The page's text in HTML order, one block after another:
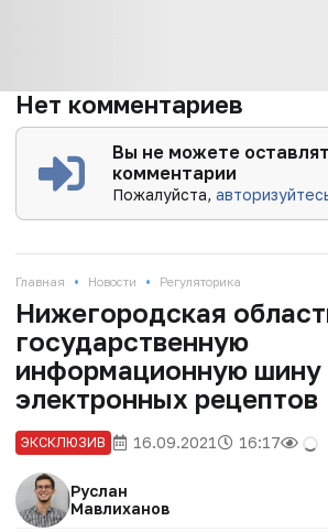
Нет комментариев
Вы не можете
комментарии
Пожалуйста,
Главная • Новости • Регуляторика
Нижегородская
государственную
информационную шину
электронных рецептов
ЭКСКЛЮЗИВ 16.09.2021 16:17
Руслан
Мавлиханов